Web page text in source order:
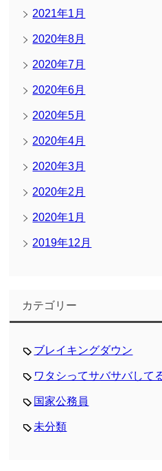
2021年1月
2020年8月
2020年7月
2020年6月
2020年5月
2020年4月
2020年3月
2020年2月
2020年1月
2019年12月
カテゴリー
ブレイキングダウン
ワタシってサバサバして
国家公務員
未分類